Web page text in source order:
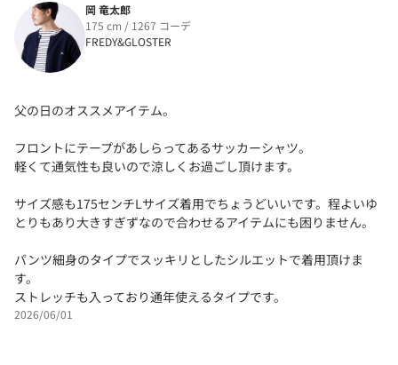
岡 竜太郎
175 cm / 1267 コーデ
FREDY&GLOSTER
父の日のオススメアイテム。
フロントにテープがあしらってあるサッカーシャツ。
軽くて通気性も良いので涼しくお過ごし頂けます。
サイズ感も175センチLサイズ着用でちょうどいいです。程よいゆ
とりもあり大きすぎずなので合わせるアイテムにも困りません。
パンツ細身のタイプでスッキリとしたシルエットで着用頂けま
す。
ストレッチも入っており通年使えるタイプです。
2026/06/01